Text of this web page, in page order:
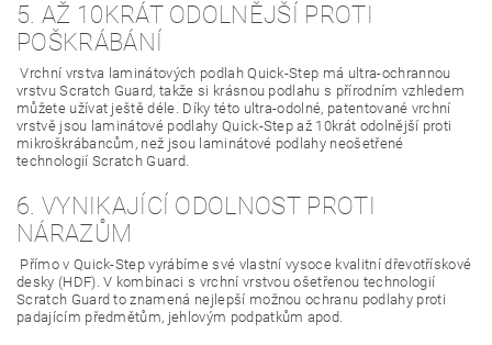
5. AŽ 10KRÁT ODOLNĚJŠÍ PROTI
POŠKRÁBÁNÍ
Vrchní vrstva laminátových podlah Quick-Step má ultra-ochrannou
vrstvu Scratch Guard, takže si krásnou podlahu s přírodním vzhledem
můžete užívat ještě déle. Díky této ultra-odolné, patentované vrchní
vrstvě jsou laminátové podlahy Quick-Step až 10krát odolnější proti
mikroškrábancům, než jsou laminátové podlahy neošetřené
technologií Scratch Guard.
6. VYNIKAJÍCÍ ODOLNOST PROTI
NÁRAZŮM
Přímo v Quick-Step vyrábíme své vlastní vysoce kvalitní dřevotřískové
desky (HDF). V kombinaci s vrchní vrstvou ošetřenou technologií
Scratch Guard to znamená nejlepší možnou ochranu podlahy proti
padajícím předmětům, jehlovým podpatkům apod.